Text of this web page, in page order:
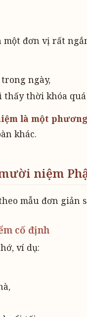
đơn vị rất
ngày,
thời khóa quá
là một
khác.
niệm
mẫu đơn giản
cố định
ví dụ: